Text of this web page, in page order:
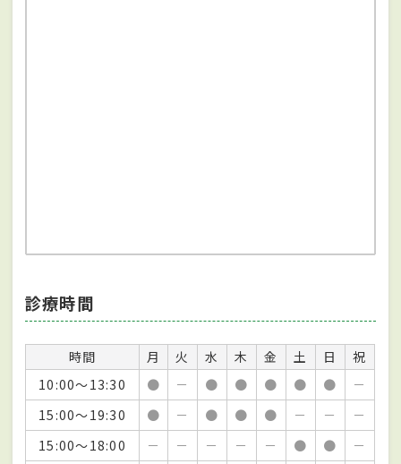
診療時間
時間 月 火 水 木 金 土 日
祝
10:00～13:30
● － ● ● ● ● ●
－
15:00～19:30
● － ● ● ● － －
－
15:00～18:00
－ － － － － ● ●
－